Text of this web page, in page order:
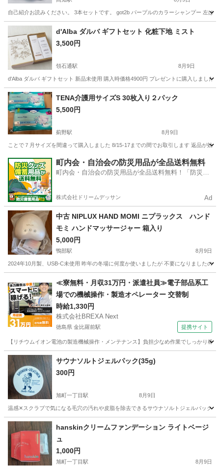
自己紹介お読みください。 3本セットです。 got2b パープルのカラーシャンプー 左は
高知 高知市 ヘアケア
d'Alba ダルバ ギフトセット 化粧下地 ミスト
3,500円
領石通駅 8月9日
d'Alba ダルバ ギフトセット 新品未使用 購入時価格4900円 プレゼントに購入しまし
高知 高知市 領石通駅 コスメ/ヘルスケアTENA介護用サイズS 30枚入り２パック
5,500円
薊野駅 8月9日
ことで７月サイズを間違って購入しました 8/15-17までの間でお取引します 返品が効
高知 高知市 薊野駅 その他 インター
町内会・自治会の防災用品が全品送料無料
町内会・自治会の防災用品が全品送料無料！「防災備
株式会社ドリームデッサン Ad
中古 NIPLUX HAND MOMI ニプラックス ハンド
モミ ハンドマッサージャー 箱入り
5,000円
鴨部駅 8月9日
2024年10月製、USB-C未使用 昨年の冬場に何度か使いましたが 不要になりましたの
鴨部駅 マッサージ器
≪寮無料・月収31万円・派遣社員≫電子部品系工
場での機械操作・製造オペレーター 交替制
時給1,330円
株式会社BREXA Next
徳島県 金比羅前駅 提携サイト
【リチウムイオン電池の製造機械操作・メンテナンス】負担少なめ作業でしっかり
徳島 金比羅前駅 その他
サウナソルトジェルパック(35g)
300円
旭町一丁目駅 8月9日
温感✕スクラブで気になる毛穴の汚れや皮脂を除去できるサウナソルトジェルパック
高知 高知市 旭町一丁目駅 その他
hanskinクリームファンデーション ライトベージ
ュ
1,000円
旭町一丁目駅 8月9日